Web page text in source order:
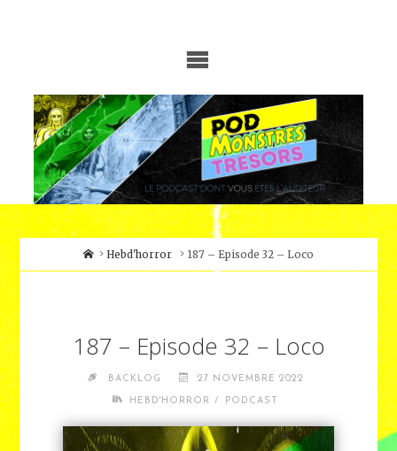
HomeHebd'horror 187 – Episode 32 – Loco
187 – Episode 32 – Loco
BACKLOG 27 NOVEMBRE 2022
HEBD'HORROR / PODCAST